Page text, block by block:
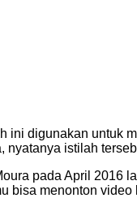
ini digunakan
istilah
pada April
bisa menonton